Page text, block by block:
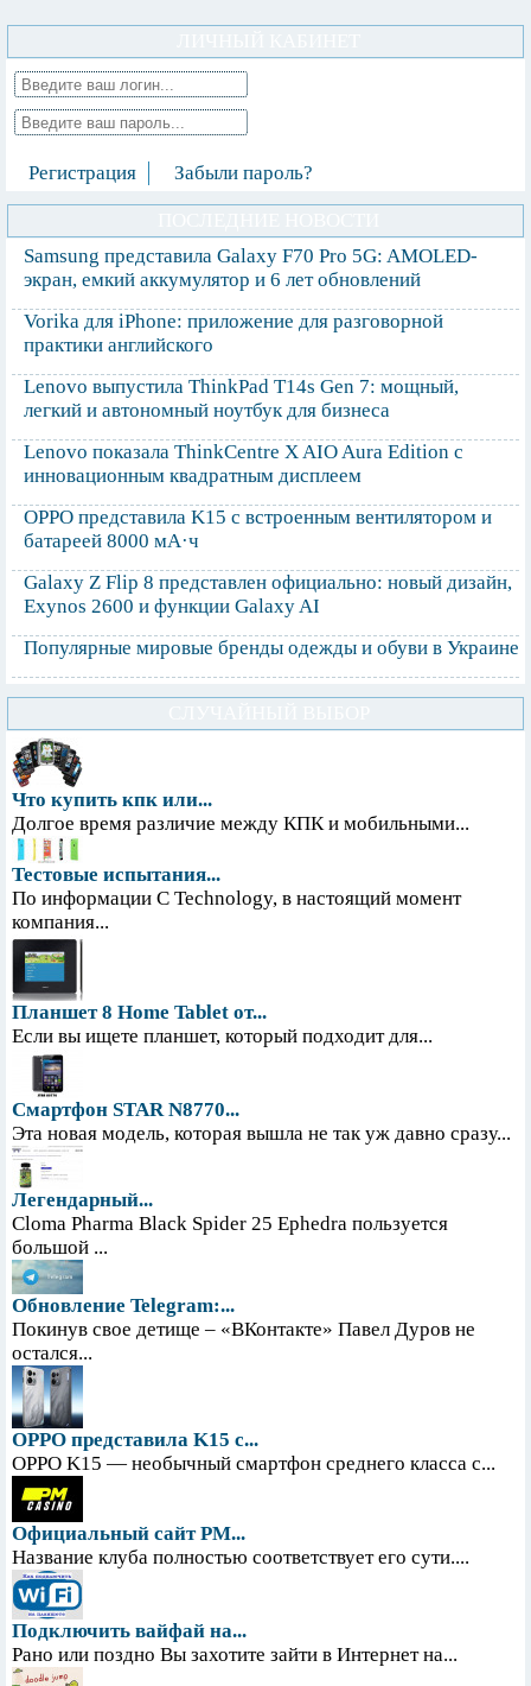
Регистрация Забыли пароль?
Samsung представила Galaxy F70 Pro 5G: AMOLED-
экран, емкий аккумулятор и 6 лет обновлений
Vorika для iPhone: приложение для разговорной
практики английского
Lenovo выпустила ThinkPad T14s Gen 7: мощный,
легкий и автономный ноутбук для бизнеса
Lenovo показала ThinkCentre X AIO Aura Edition с
инновационным квадратным дисплеем
OPPO представила K15 с встроенным вентилятором и
батареей 8000 мА·ч
Galaxy Z Flip 8 представлен официально: новый дизайн,
Exynos 2600 и функции Galaxy AI
Популярные мировые бренды одежды и обуви в Украине
Что купить кпк или...
Долгое время различие между КПК и мобильными...
Тестовые испытания...
По информации С Technology, в настоящий момент
компания...
Планшет 8 Home Tablet от...
Если вы ищете планшет, который подходит для...
Смартфон STAR N8770...
Эта новая модель, которая вышла не так уж давно сразу...
Легендарный...
Cloma Pharma Black Spider 25 Ephedra пользуется
большой ...
Обновление Telegram:...
Покинув свое детище – «ВКонтакте» Павел Дуров не
остался...
OPPO представила K15 с...
OPPO K15 — необычный смартфон среднего класса с...
Официальный сайт PM...
Название клуба полностью соответствует его сути....
Подключить вайфай на...
Рано или поздно Вы захотите зайти в Интернет на...